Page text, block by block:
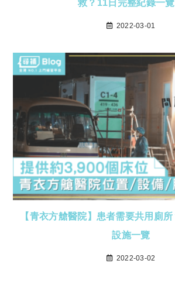
救？11日完整紀錄一覽
2022-03-01
【青衣方艙醫院】患者需要共用廁
設施一覽
2022-03-02